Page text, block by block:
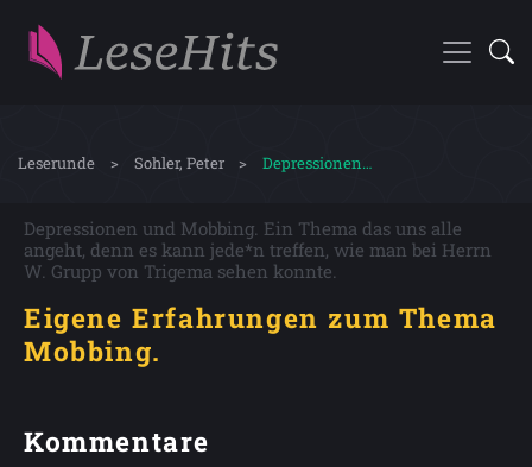
Leserunde Sohler, Peter Depressionen…
Depressionen und Mobbing. Ein Thema das uns alle
angeht, denn es kann jede*n treffen, wie man bei Herrn
W. Grupp von Trigema sehen konnte.
Eigene Erfahrungen zum Thema
Mobbing.
Kommentare